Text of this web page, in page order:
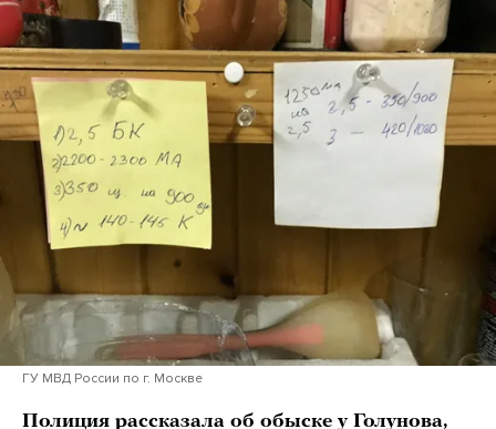
ГУ МВД России по г. Москве
Полиция рассказала об обыске у Голунова,